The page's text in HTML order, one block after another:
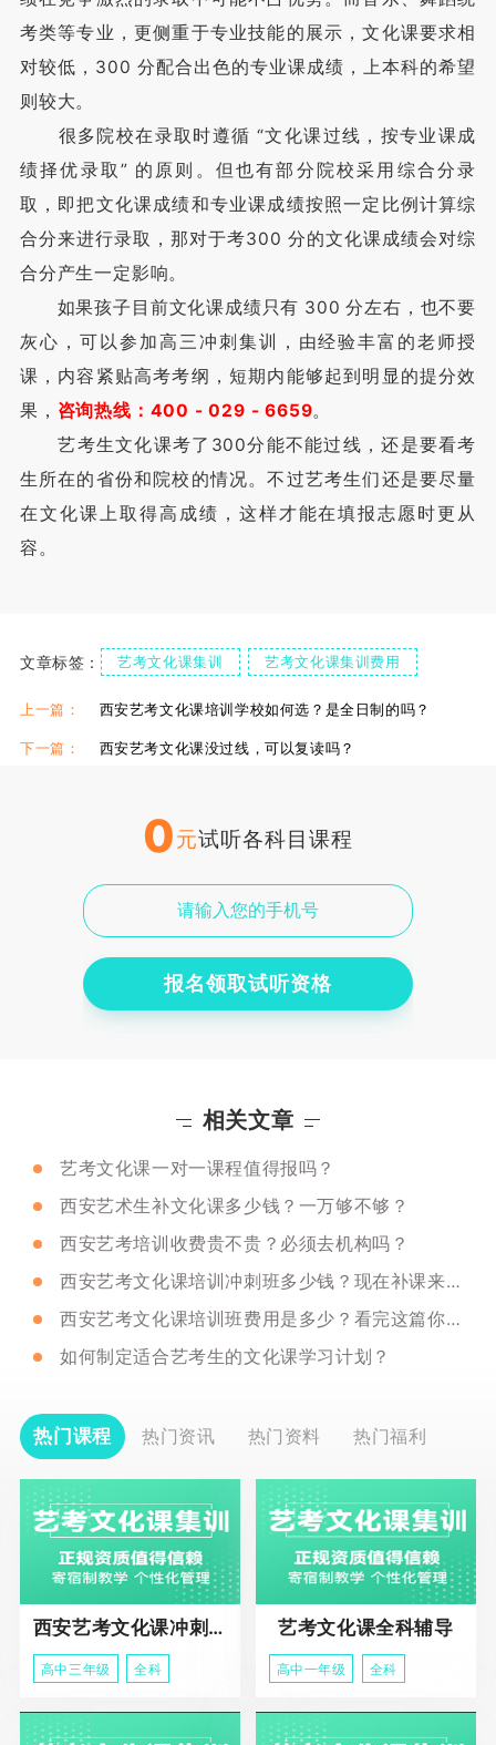
考类等专业，更侧重于专业技能的展示，文化课要求相
对较低，300 分配合出色的专业课成绩，上本科的希望
则较大。
很多院校在录取时遵循 “文化课过线，按专业课成
绩择优录取” 的原则。但也有部分院校采用综合分录
取，即把文化课成绩和专业课成绩按照一定比例计算综
合分来进行录取，那对于考300 分的文化课成绩会对综
合分产生一定影响。
如果孩子目前文化课成绩只有 300 分左右，也不要
灰心，可以参加高三冲刺集训，由经验丰富的老师授
课，内容紧贴高考考纲，短期内能够起到明显的提分效
果， 咨询热线：400 - 029 - 6659。
艺考生文化课考了300分能不能过线，还是要看考
生所在的省份和院校的情况。不过艺考生们还是要尽量
在文化课上取得高成绩，这样才能在填报志愿时更从
容。
文章标签： 艺考文化课集训 艺考文化课集训费用
艺考文化课冲刺班 艺考文化课补习封闭
上一篇： 西安艺考文化课培训学校如何选？是全日制的吗？
下一篇： 西安艺考文化课没过线，可以复读吗？
0元试听各科目课程
报名领取试听资格
相关文章
艺考文化课一对一课程值得报吗？
西安艺术生补文化课多少钱？一万够不够？
西安艺考培训收费贵不贵？必须去机构吗？
西安艺考文化课培训冲刺班多少钱？现在补课来得及吗？
西安艺考文化课培训班费用是多少？看完这篇你就明白了
如何制定适合艺考生的文化课学习计划？
热门课程 热门资讯 热门资料 热门福利
西安艺考文化课冲刺班
高中三年级 全科
艺考文化课全科辅导
高中一年级 全科